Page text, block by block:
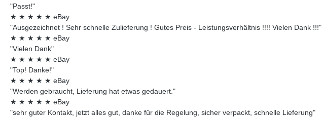
"Passt!"
★ ★ ★ ★ ★ eBay
"Ausgezeichnet ! Sehr schnelle Zulieferung ! Gutes Preis - Leistungsverhältnis !!!! Vielen Dank !!!"
★ ★ ★ ★ ★ eBay
"Vielen Dank"
★ ★ ★ ★ ★ eBay
"Top! Danke!"
★ ★ ★ ★ ★ eBay
"Werden gebraucht, Lieferung hat etwas gedauert."
★ ★ ★ ★ ★ eBay
"sehr guter Kontakt, jetzt alles gut, danke für die Regelung, sicher verpackt, schnelle Lieferung"